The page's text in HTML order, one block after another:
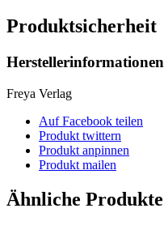
Produktsicherheit
Herstellerinformationen
Freya Verlag
Auf Facebook teilen
Produkt twittern
Produkt anpinnen
Produkt mailen
Ähnliche Produkte